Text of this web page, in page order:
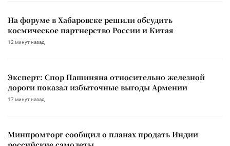
На форуме в Хабаровске решили обсудить
космическое партнерство России и Китая
12 минут назад
Эксперт: Спор Пашиняна относительно железной
дороги показал избыточные выгоды Армении
17 минут назад
Минпромторг сообщил о планах продать Индии